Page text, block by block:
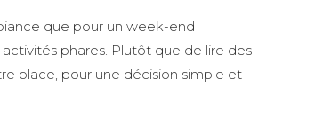
que pour un week-end
phares. Plutôt que de lire des
place, pour une décision simple et